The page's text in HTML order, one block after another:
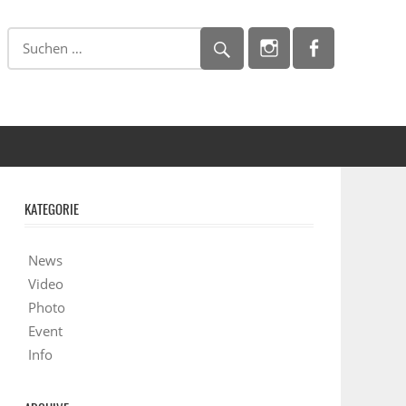
KATEGORIE
News
Video
Photo
Event
Info